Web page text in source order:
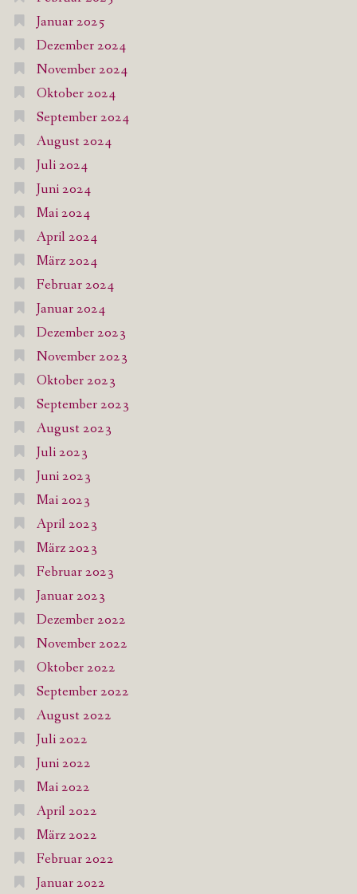
Januar 2025
Dezember 2024
November 2024
Oktober 2024
September 2024
August 2024
Juli 2024
Juni 2024
Mai 2024
April 2024
März 2024
Februar 2024
Januar 2024
Dezember 2023
November 2023
Oktober 2023
September 2023
August 2023
Juli 2023
Juni 2023
Mai 2023
April 2023
März 2023
Februar 2023
Januar 2023
Dezember 2022
November 2022
Oktober 2022
September 2022
August 2022
Juli 2022
Juni 2022
Mai 2022
April 2022
März 2022
Februar 2022
Januar 2022